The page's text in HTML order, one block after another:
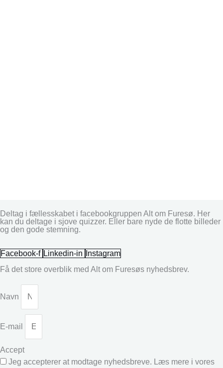
Deltag i fællesskabet i facebookgruppen Alt om Furesø. Her
kan du deltage i sjove quizzer. Eller bare nyde de flotte billeder
og den gode stemning.
Facebook-f Linkedin-in
Instagram
Få det store overblik med Alt om Furesøs nyhedsbrev.
Navn
E-mail
Accept
Jeg accepterer at modtage nyhedsbreve. Læs mere i vores